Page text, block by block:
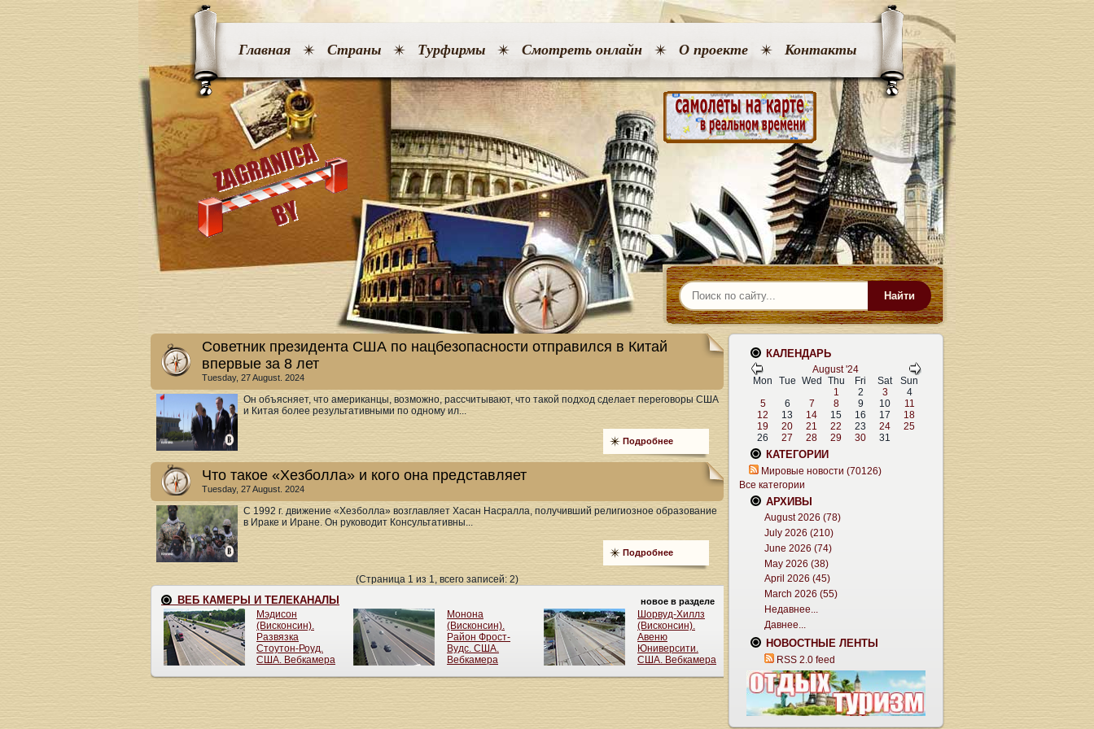
Главная Страны Турфирмы Смотреть онлайн О проекте Контакты
Найти
Советник президента США по нацбезопасности отправился в Китай
впервые за 8 лет
Tuesday, 27 August. 2024
Он объясняет, что американцы, возможно, рассчитывают, что такой подход сделает переговоры США
и Китая более результативными по одному ил...
Подробнее
Что такое «Хезболла» и кого она представляет
Tuesday, 27 August. 2024
С 1992 г. движение «Хезболла» возглавляет Хасан Насралла, получивший религиозное образование
в Ираке и Иране. Он руководит Консультативны...
Подробнее
(Страница 1 из 1, всего записей: 2)
КАЛЕНДАРЬ
August '24
Mon
Tue Wed Thu Fri Sat
Sun
1
2 3
4
5
6 7 8 9 10
11
12
13 14 15 16 17
18
19
20 21 22 23 24
25
26
27 28 29 30 31
КАТЕГОРИИ
Мировые новости (70126)
Все категории
АРХИВЫ
August 2026 (78)
July 2026 (210)
June 2026 (74)
May 2026 (38)
April 2026 (45)
March 2026 (55)
Недавнее...
Давнее...
НОВОСТНЫЕ ЛЕНТЫ
RSS 2.0 feed